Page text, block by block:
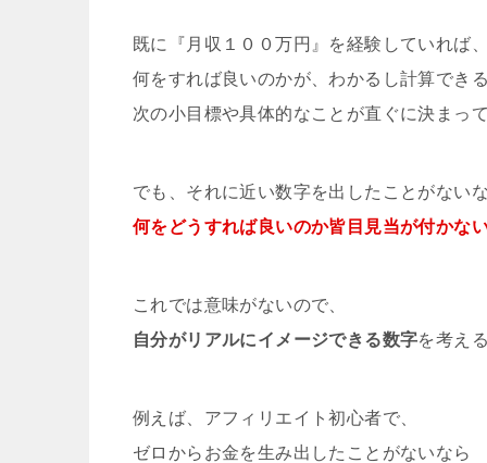
既に『月収１００万円』を経験していれば、
何をすれば良いのかが、わかるし計算でき
次の小目標や具体的なことが直ぐに決まって
でも、それに近い数字を出したことがないな
何をどうすれば良いのか皆目見当が付かな
これでは意味がないので、
自分がリアルにイメージできる数字を考え
例えば、アフィリエイト初心者で、
ゼロからお金を生み出したことがないなら